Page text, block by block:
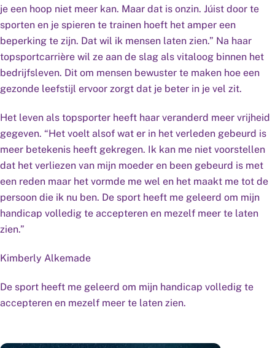
je een hoop niet meer kan. Maar dat is onzin. Júist door te
sporten en je spieren te trainen hoeft het amper een
beperking te zijn. Dat wil ik mensen laten zien.” Na haar
topsportcarrière wil ze aan de slag als vitaloog binnen het
bedrijfsleven. Dit om mensen bewuster te maken hoe een
gezonde leefstijl ervoor zorgt dat je beter in je vel zit.
Het leven als topsporter heeft haar veranderd meer vrijheid
gegeven. “Het voelt alsof wat er in het verleden gebeurd is
meer betekenis heeft gekregen. Ik kan me niet voorstellen
dat het verliezen van mijn moeder en been gebeurd is met
een reden maar het vormde me wel en het maakt me tot de
persoon die ik nu ben. De sport heeft me geleerd om mijn
handicap volledig te accepteren en mezelf meer te laten
zien.”
Kimberly Alkemade
De sport heeft me geleerd om mijn handicap volledig te
accepteren en mezelf meer te laten zien.